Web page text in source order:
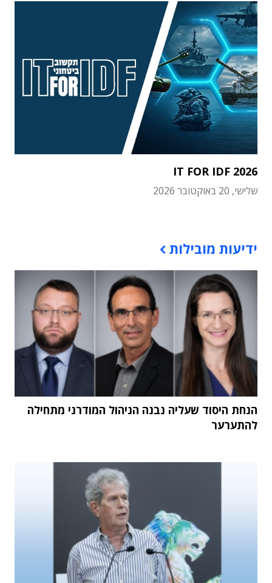
IT FOR IDF 2026
שלישי, 20 באוקטובר 2026
ידיעות מובילות
הנחת היסוד שעליה נבנה הניהול המודרני מתחילה
להתערער